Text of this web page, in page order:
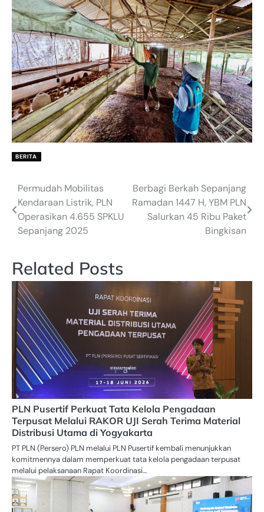
BERITA
Post
navigation
Permudah Mobilitas
Kendaraan Listrik, PLN
Operasikan 4.655 SPKLU
Sepanjang 2025
Berbagi Berkah Sepanjang
Ramadan 1447 H, YBM PLN
Salurkan 45 Ribu Paket
Bingkisan
Related Posts
PLN Pusertif Perkuat Tata Kelola Pengadaan
Terpusat Melalui RAKOR UJI Serah Terima Material
Distribusi Utama di Yogyakarta
PT PLN (Persero) PLN melalui PLN Pusertif kembali menunjukkan
komitmennya dalam memperkuat tata kelola pengadaan terpusat
melalui pelaksanaan Rapat Koordinasi…